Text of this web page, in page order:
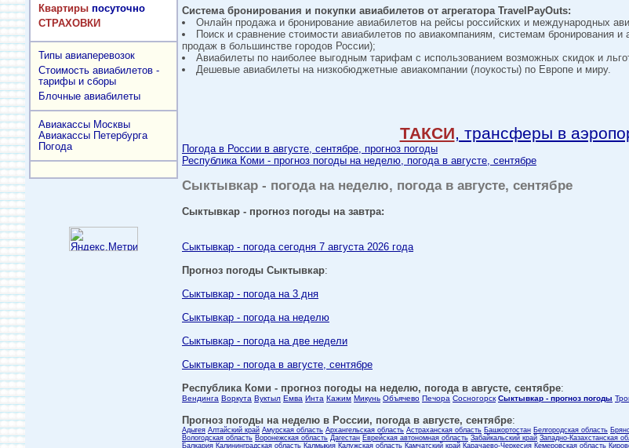
Квартиры посуточно
СТРАХОВКИ
Типы авиаперевозок
Стоимость авиабилетов -
тарифы и сборы
Блочные авиабилеты
Авиакассы Москвы
Авиакассы Петербурга
Погода
Система бронирования и покупки авиабилетов от агрегатора TravelPayOuts:
Онлайн продажа и бронирование авиабилетов на рейсы российских и международных
Поиск и сравнение стоимости авиабилетов по авиакомпаниям, системам бронирования
продаж в большинстве городов России);
Авиабилеты по наиболее выгодным тарифам с использованием возможных скидок и
Дешевые авиабилеты на низкобюджетные авиакомпании (лоукосты) по Европе и миру.
ТАКСИ, трансферы в
Погода в России в августе, сентябре, прогноз погоды
Республика Коми - прогноз погоды на неделю, погода в августе, сентябре
Сыктывкар - погода на неделю, погода в августе, сентябре
Сыктывкар - прогноз погоды на завтра:
Сыктывкар - погода сегодня 7 августа 2026 года
Прогноз погоды Сыктывкар:
Сыктывкар - погода на 3 дня
Сыктывкар - погода на неделю
Сыктывкар - погода на две недели
Сыктывкар - погода в августе, сентябре
Республика Коми - прогноз погоды на неделю, погода в августе, сентябре:
Вендинга Воркута Вуктыл Емва Инта Кажим Микунь Объячево Печора Сосногорск Сыктывкар - прогноз погоды
Прогноз погоды на неделю в России, погода в августе, сентябре:
Адыгея Алтайский край Амурская область Архангельская область Астраханская область Башкортостан Белгородская область
Вологодская область Воронежская область Дагестан Еврейская автономная область Забайкальский край Западно-Казахстанская
Балкария Калининградская область Калмыкия Калужская область Камчатский край Карачаево-Черкесия Кемеровская область